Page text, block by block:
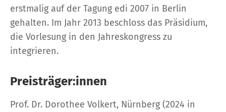
erstmalig auf der Tagung edi 2007 in Berlin
gehalten. Im Jahr 2013 beschloss das Präsidium,
die Vorlesung in den Jahreskongress zu
integrieren.
Preisträger:innen
Prof. Dr. Dorothee Volkert, Nürnberg (2024 in